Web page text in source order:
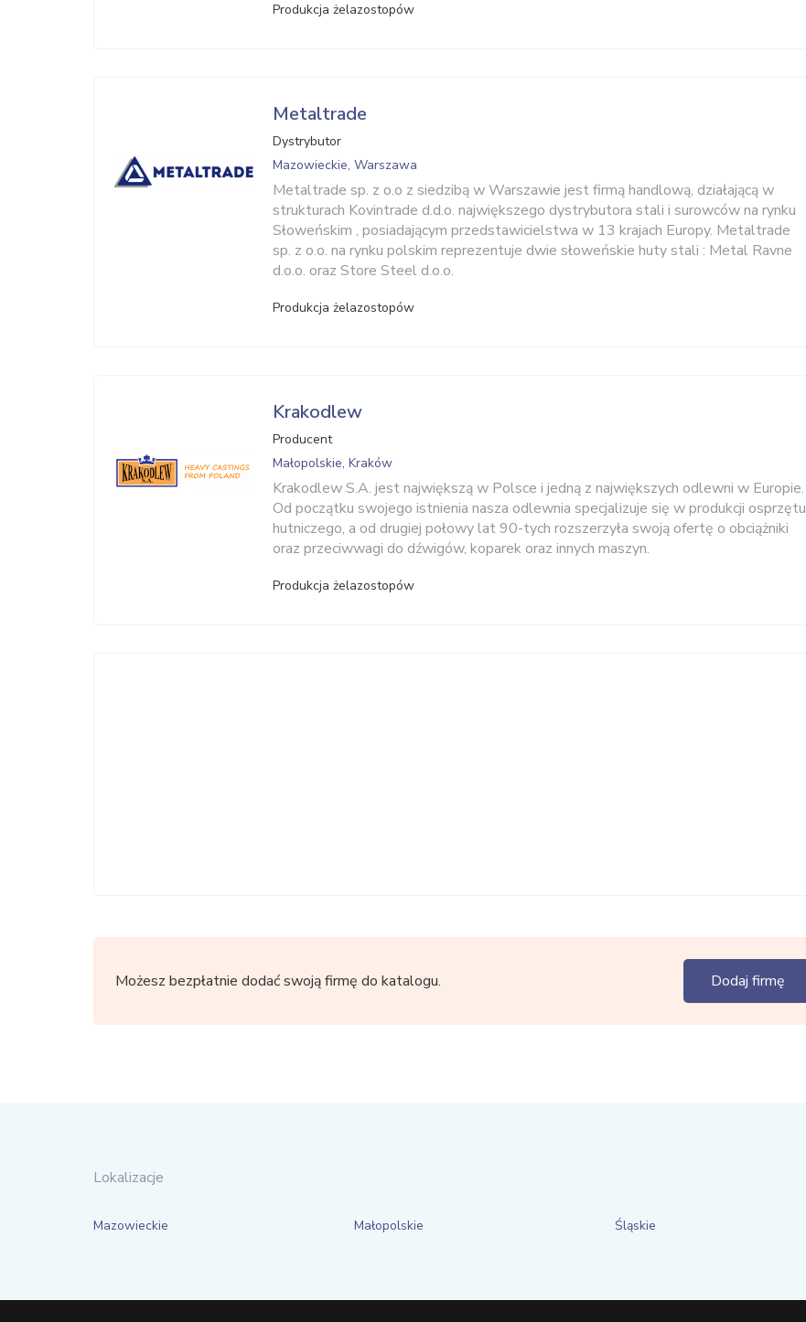
Produkcja żelazostopów
Metaltrade
Dystrybutor
Mazowieckie, Warszawa
Metaltrade sp. z o.o z siedzibą w Warszawie jest firmą handlową, działającą w
strukturach Kovintrade d.d.o. największego dystrybutora stali i surowców na rynku
Słoweńskim , posiadającym przedstawicielstwa w 13 krajach Europy. Metaltrade
sp. z o.o. na rynku polskim reprezentuje dwie słoweńskie huty stali : Metal Ravne
d.o.o. oraz Store Steel d.o.o.
Produkcja żelazostopów
Krakodlew
Producent
Małopolskie, Kraków
Krakodlew S.A. jest największą w Polsce i jedną z największych odlewni w Europie.
Od początku swojego istnienia nasza odlewnia specjalizuje się w produkcji osprzętu
hutniczego, a od drugiej połowy lat 90-tych rozszerzyła swoją ofertę o obciążniki
oraz przeciwwagi do dźwigów, koparek oraz innych maszyn.
Produkcja żelazostopów
Możesz bezpłatnie dodać swoją firmę do katalogu. Dodaj firmę
Lokalizacje
Mazowieckie Małopolskie Śląskie